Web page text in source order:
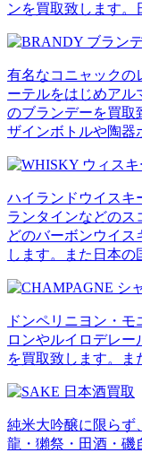
ンを買取致します。
有名なコニャックの
ーテルをはじめアル
のブランデーを買取
ザインボトルや陶器
ハイランドウイスキ
ランタインなどのス
どのバーボンウイ
します。また日本の
ドンペリニヨン・
ロンやルイロデレ
を買取致します。ま
純米大吟醸に限らず
龍・獺祭・田酒・磯